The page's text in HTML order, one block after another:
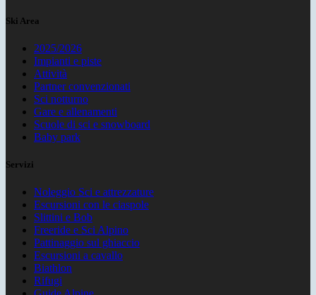
Ski Area
2025/2026
Impianti e piste
Attività
Partner convenzionati
Sci notturno
Gare e allenamenti
Scuole di sci e snowboard
Baby park
Servizi
Noleggio Sci e attrezzature
Escursioni con le ciaspole
Slittini e Bob
Freeride e Sci Alpino
Pattinaggio sul ghiaccio
Escursioni a cavallo
Biathlon
Rifugi